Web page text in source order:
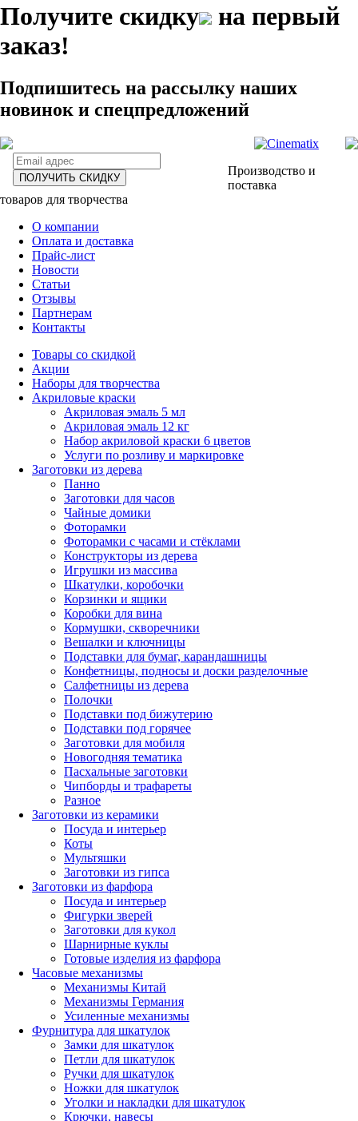
Получите скидку
на первый
заказ!
Подпишитесь на рассылку наших
новинок и спецпредложений
ПОЛУЧИТЬ СКИДКУ
Производство и
поставка
товаров для творчества
О компании
Оплата и доставка
Прайс-лист
Новости
Статьи
Отзывы
Партнерам
Контакты
Товары со скидкой
Акции
Наборы для творчества
Акриловые краски
Акриловая эмаль 5 мл
Акриловая эмаль 12 кг
Набор акриловой краски 6 цветов
Услуги по розливу и маркировке
Заготовки из дерева
Панно
Заготовки для часов
Чайные домики
Фоторамки
Фоторамки с часами и стёклами
Конструкторы из дерева
Игрушки из массива
Шкатулки, коробочки
Корзинки и ящики
Коробки для вина
Кормушки, скворечники
Вешалки и ключницы
Подставки для бумаг, карандашницы
Конфетницы, подносы и доски разделочные
Салфетницы из дерева
Полочки
Подставки под бижутерию
Подставки под горячее
Заготовки для мобиля
Новогодняя тематика
Пасхальные заготовки
Чипборды и трафареты
Разное
Заготовки из керамики
Посуда и интерьер
Коты
Мультяшки
Заготовки из гипса
Заготовки из фарфора
Посуда и интерьер
Фигурки зверей
Заготовки для кукол
Шарнирные куклы
Готовые изделия из фарфора
Часовые механизмы
Механизмы Китай
Механизмы Германия
Усиленные механизмы
Фурнитура для шкатулок
Замки для шкатулок
Петли для шкатулок
Ручки для шкатулок
Ножки для шкатулок
Уголки и накладки для шкатулок
Крючки, навесы